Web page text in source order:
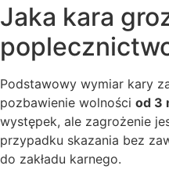
Jaka kara
Podstawowy wymiar kary
pozbawienie wolności od 3
występek, ale zagrożenie
przypadku skazania bez
do zakładu karnego.